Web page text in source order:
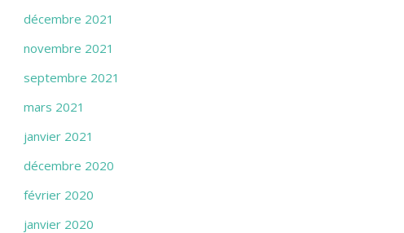
décembre 2021
novembre 2021
septembre 2021
mars 2021
janvier 2021
décembre 2020
février 2020
janvier 2020